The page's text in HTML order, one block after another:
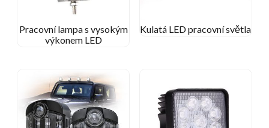
Pracovní lampa s vysokým
výkonem LED
Kulatá LED pracovní světla